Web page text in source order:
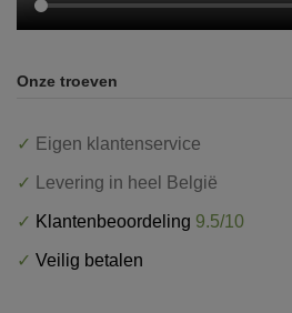
Onze troeven
✓ Eigen klantenservice
✓ Levering in heel België
✓ Klantenbeoordeling 9.5/10
✓ Veilig betalen